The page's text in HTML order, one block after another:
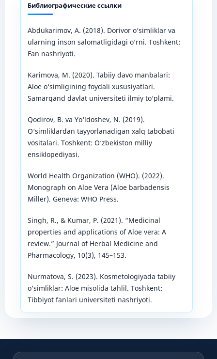
Библиографические ссылки
Abdukarimov, A. (2018). Dorivor o‘simliklar va
ularning inson salomatligidagi o‘rni. Toshkent:
Fan nashriyoti.
Karimova, M. (2020). Tabiiy davo manbalari:
Aloe o‘simligining foydali xususiyatlari.
Samarqand davlat universiteti ilmiy to‘plami.
Qodirov, B. va Yo‘ldoshev, N. (2019).
O‘simliklardan tayyorlanadigan xalq tabobati
vositalari. Toshkent: O‘zbekiston milliy
ensiklopediyasi.
World Health Organization (WHO). (2022).
Monograph on Aloe Vera (Aloe barbadensis
Miller). Geneva: WHO Press.
Singh, R., & Kumar, P. (2021). “Medicinal
properties and applications of Aloe vera: A
review.” Journal of Herbal Medicine and
Pharmacology, 10(3), 145–153.
Nurmatova, S. (2023). Kosmetologiyada tabiiy
o‘simliklar: Aloe misolida tahlil. Toshkent:
Tibbiyot fanlari universiteti nashriyoti.